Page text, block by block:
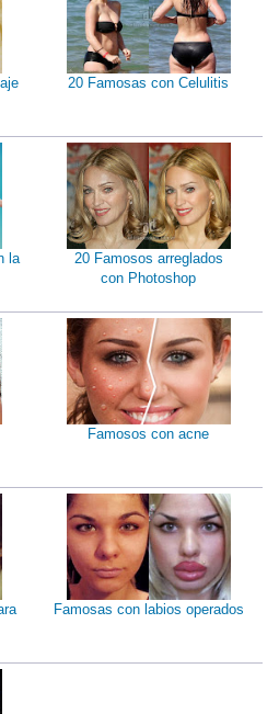
20 Famosas con Celulitis
la
20 Famosos arreglados
con Photoshop
Famosos con acne
Famosas con labios operados